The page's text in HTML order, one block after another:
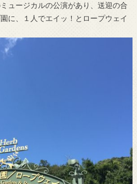
ュージカルの公演があり、送迎の合
に、１人でエイッ！とロープウェイ